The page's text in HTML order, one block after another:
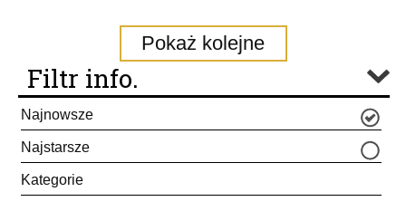
Pokaż kolejne
Filtr info.
Najnowsze
Najstarsze
Kategorie